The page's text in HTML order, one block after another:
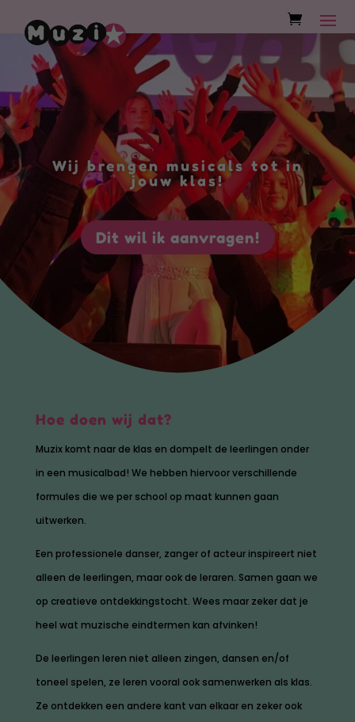
Wij brengen musicals tot in
jouw klas!
Dit wil ik aanvragen!
Hoe doen wij dat?
Muzix komt naar de klas en dompelt de leerlingen onder
in een musicalbad! We hebben hiervoor verschillende
formules die we per school op maat kunnen gaan
uitwerken.
Een professionele danser, zanger of acteur inspireert niet
alleen de leerlingen, maar ook de leraren. Samen gaan we
op creatieve ontdekkingstocht. Wees maar zeker dat je
heel wat muzische eindtermen kan afvinken!
De leerlingen leren niet alleen zingen, dansen en/of
toneel spelen, ze leren vooral ook samenwerken als klas.
Ze ontdekken een andere kant van elkaar en zeker ook